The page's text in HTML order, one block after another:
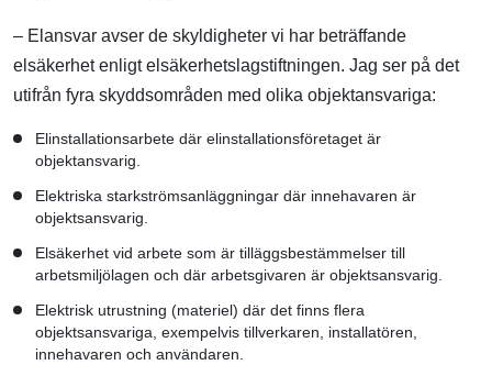
– Elansvar avser de skyldigheter vi har beträffande
elsäkerhet enligt elsäkerhetslagstiftningen. Jag ser på det
utifrån fyra skyddsområden med olika objektansvariga:
Elinstallationsarbete där elinstallationsföretaget är
objektansvarig.
Elektriska starkströmsanläggningar där innehavaren är
objektsansvarig.
Elsäkerhet vid arbete som är tilläggsbestämmelser till
arbetsmiljölagen och där arbetsgivaren är objektsansvarig.
Elektrisk utrustning (materiel) där det finns flera
objektsansvariga, exempelvis tillverkaren, installatören,
innehavaren och användaren.